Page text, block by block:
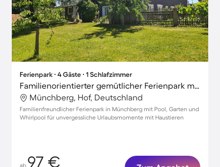
Ferienpark ∙ 4 Gäste ∙ 1 Schlafzimmer
Familienorientierter gemütlicher Ferienpark mit Garten, Terrasse und Whirlpool | Haustiere sind willkommen
Münchberg, Hof, Deutschland
Familienfreundlicher Ferienpark in Münchberg mit Pool, Garten und
Whirlpool für unvergessliche Urlaubsmomente mit Haustieren
ab 97 €